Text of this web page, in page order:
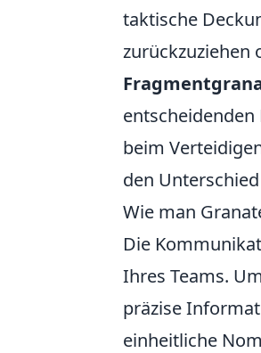
taktische
zurückzuziehen
beim
den
Wie man
Die
Ihres Teams.
präzise
einheitliche